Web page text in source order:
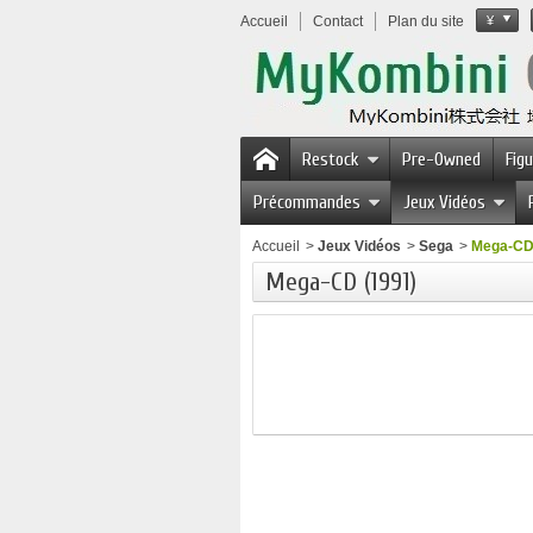
Accueil Contact Plan du site ¥
Restock Pre-Owned
Précommandes
Jeux Vidéos
Accueil > Jeux Vidéos > Sega > Mega-
Mega-CD (1991)